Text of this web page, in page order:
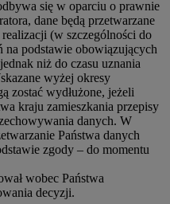
się w oparciu o prawnie
dane będą przetwarzane
(w szczególności do
na podstawie obowiązujących
niż do czasu uznania
wyżej okresy
zostać wydłużone, jeżeli
kraju zamieszkania przepisy
danych. W
Państwa danych
zgody – do momentu
wobec Państwa
decyzji.